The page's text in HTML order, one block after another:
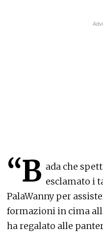
“B ada che
esclamato i
PalaWanny per
formazioni in cima
ha regalato alle